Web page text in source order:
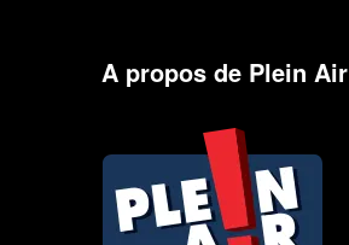
A propos de Plein Air